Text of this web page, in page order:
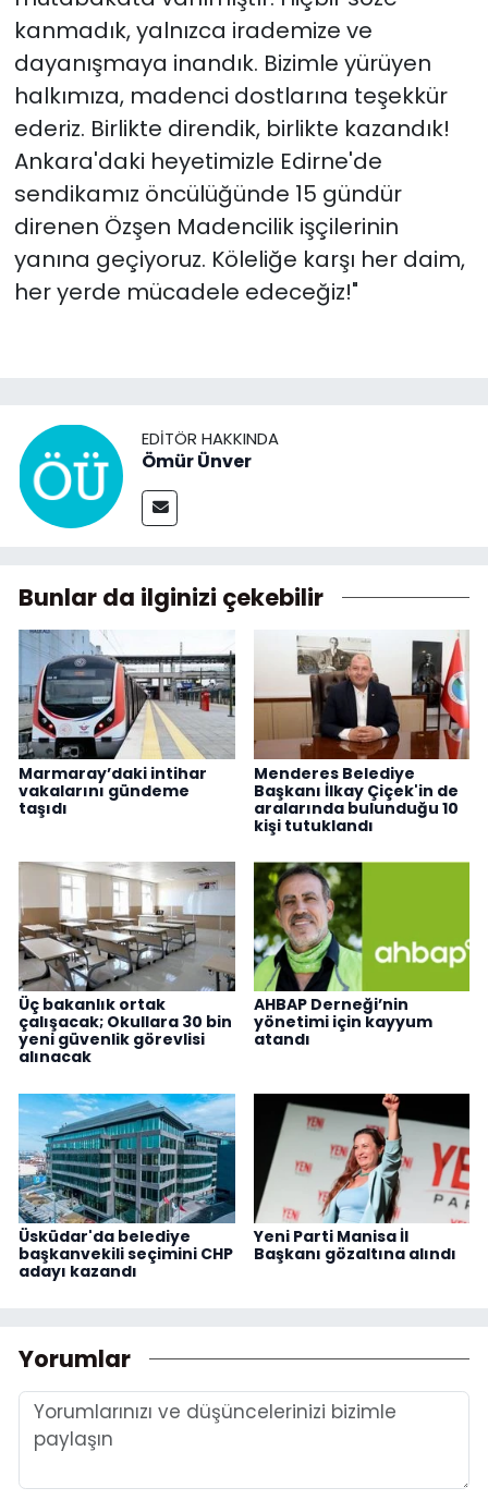
kanmadık, yalnızca irademize ve
dayanışmaya inandık. Bizimle yürüyen
halkımıza, madenci dostlarına teşekkür
ederiz. Birlikte direndik, birlikte kazandık!
Ankara'daki heyetimizle Edirne'de
sendikamız öncülüğünde 15 gündür
direnen Özşen Madencilik işçilerinin
yanına geçiyoruz. Köleliğe karşı her daim,
her yerde mücadele edeceğiz!"
EDITÖR HAKKINDA
Ömür Ünver
Bunlar da ilginizi çekebilir
Marmaray’daki intihar
vakalarını gündeme
taşıdı
Menderes Belediye
Başkanı İlkay Çiçek'in de
aralarında bulunduğu 10
kişi tutuklandı
Üç bakanlık ortak
çalışacak; Okullara 30 bin
yeni güvenlik görevlisi
alınacak
AHBAP Derneği’nin
yönetimi için kayyum
atandı
Üsküdar'da belediye
başkanvekili seçimini CHP
adayı kazandı
Yeni Parti Manisa İl
Başkanı gözaltına alındı
Yorumlar